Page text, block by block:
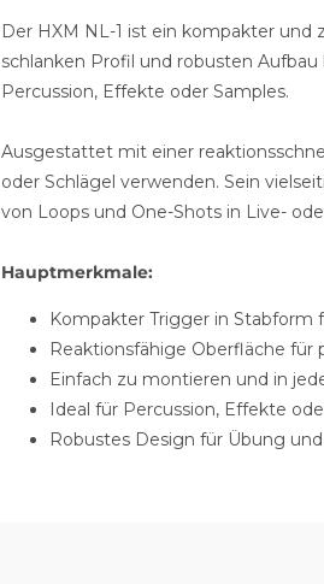
Der HXM NL-1 ist ein kompakter
schlanken Profil und robusten
Percussion, Effekte oder Samples.
Ausgestattet mit einer
oder Schlägel verwenden. Sein
von Loops und One-Shots in Live-
Hauptmerkmale:
Kompakter Trigger in Stabform
Reaktionsfähige Oberfläche für
Einfach zu montieren und in
Ideal für Percussion, Effekte
Robustes Design für Übung